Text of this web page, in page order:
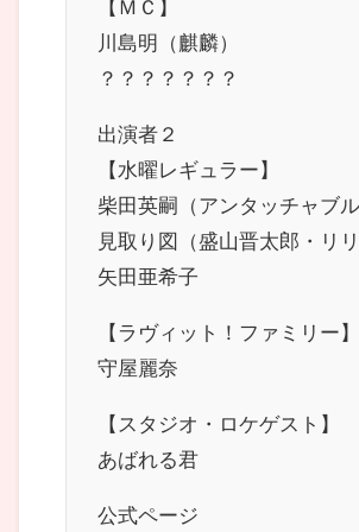
【ＭＣ】
川島明（麒麟）
？？？？？？？
出演者２
【水曜レギュラー】
柴田英嗣（アンタッチャブル
見取り図（盛山晋太郎・リリ
矢田亜希子
【ラヴィット！ファミリー】
守屋麗奈
【スタジオ・ロケゲスト】
あばれる君
公式ページ